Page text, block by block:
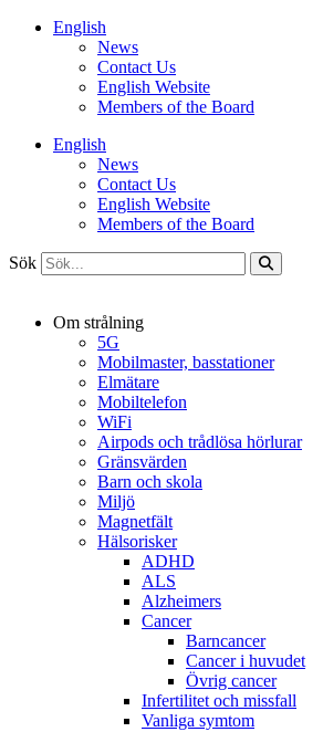
HoppaEnglish
News
Contact Us
English Website
Members of the Board
English
News
Contact Us
English Website
Members of the Board
Sök
Om strålning
5G
Mobilmaster, basstationer
Elmätare
Mobiltelefon
WiFi
Airpods och trådlösa hörlurar
Gränsvärden
Barn och skola
Miljö
Magnetfält
Hälsorisker
ADHD
ALS
Alzheimers
Cancer
Barncancer
Cancer i huvudet
Övrig cancer
Infertilitet och missfall
Vanliga symtom